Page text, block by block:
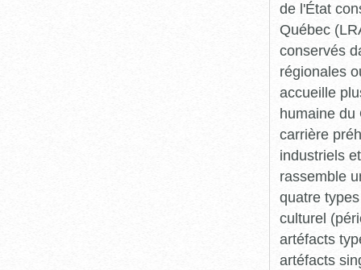
de l'État
Québec
conservés
régionales
accueille
humaine du
carrière
industriels
rassemble
quatre
culturel
artéfacts
artéfacts